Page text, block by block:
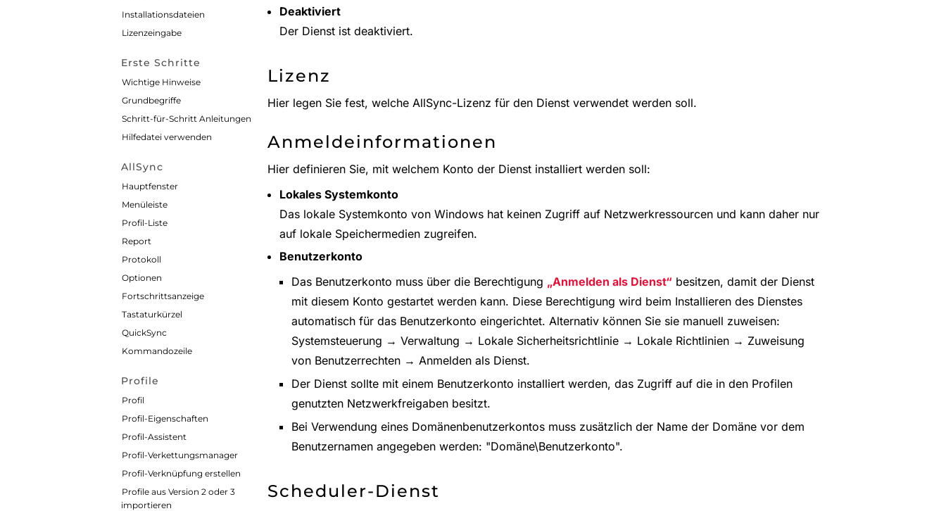
Installationsdateien
Lizenzeingabe
Erste Schritte
Wichtige Hinweise
Grundbegriffe
Schritt-für-Schritt Anleitungen
Hilfedatei verwenden
AllSync
Hauptfenster
Menüleiste
Profil-Liste
Report
Protokoll
Optionen
Fortschrittsanzeige
Tastaturkürzel
QuickSync
Kommandozeile
Profile
Profil
Profil-Eigenschaften
Profil-Assistent
Profil-Verkettungsmanager
Profil-Verknüpfung erstellen
Profile aus Version 2 oder 3
importieren
Deaktiviert
Der Dienst ist deaktiviert.
Lizenz
Hier legen Sie fest, welche AllSync-Lizenz für den Dienst verwendet werden soll.
Anmeldeinformationen
Hier definieren Sie, mit welchem Konto der Dienst installiert werden soll:
Lokales Systemkonto
Das lokale Systemkonto von Windows hat keinen Zugriff auf Netzwerkressourcen und kann daher nur
auf lokale Speichermedien zugreifen.
Benutzerkonto
Das Benutzerkonto muss über die Berechtigung
Anmelden als Dienst
besitzen, damit der Dienst
mit diesem Konto gestartet werden kann. Diese Berechtigung wird beim Installieren des Dienstes
automatisch für das Benutzerkonto eingerichtet. Alternativ können Sie sie manuell zuweisen:
Systemsteuerung → Verwaltung → Lokale Sicherheitsrichtlinie → Lokale Richtlinien → Zuweisung
von Benutzerrechten → Anmelden als Dienst.
Der Dienst sollte mit einem Benutzerkonto installiert werden, das Zugriff auf die in den Profilen
genutzten Netzwerkfreigaben besitzt.
Bei Verwendung eines Domänenbenutzerkontos muss zusätzlich der Name der Domäne vor dem
Benutzernamen angegeben werden: "Domäne\Benutzerkonto".
Scheduler-Dienst